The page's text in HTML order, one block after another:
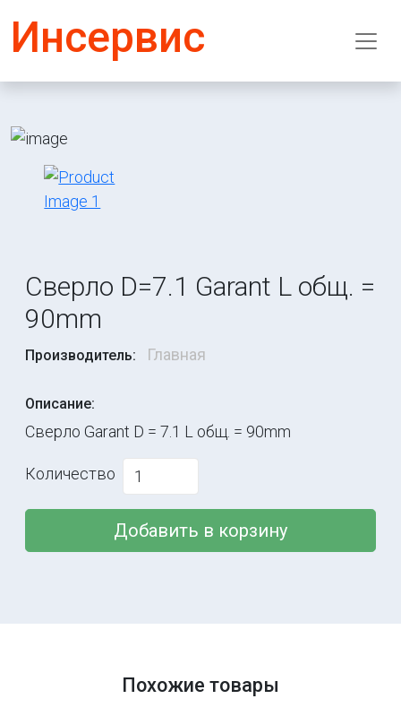
Инсервис
Сверло D=7.1 Garant L общ. =
90mm
Производитель: Главная
Описание:
Сверло Garant D = 7.1 L общ. = 90mm
Количество
Добавить в корзину
Похожие товары